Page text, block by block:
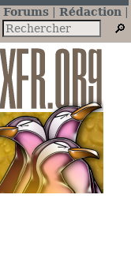
Forums
Rédaction